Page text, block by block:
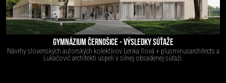
GYMNÁZIUM ČERNOŠICE - VÝSLEDKY SÚŤAŽE
Návrhy slovenských autorských kolektívov Lenka Iľová + plusminusarchitects a
Lukačovič architekti uspeli v silnej obsadenej súťaži.